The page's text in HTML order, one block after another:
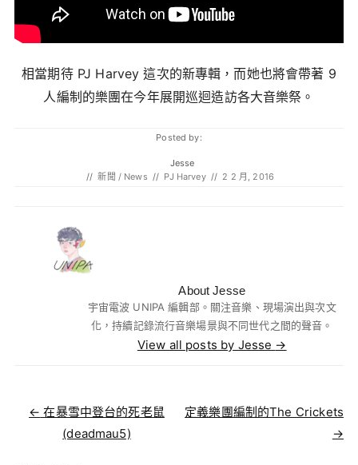
相當期待 PJ Harvey 這次的新專輯，而她也將會帶著 9
人編制的樂團在今年展開巡迴造訪各大音樂祭。
Posted by:
Jesse
// 新聞 / News // PJ Harvey // 2 2 月, 2016
About Jesse
宇宙電波 UNIPA 編輯部。關注音樂、現場演出與次文
化，持續記錄流行音樂場景與不同世代之間的聲音。
View all posts by Jesse →
Post navigation
← 在暴雪中登台的死老鼠
(deadmau5)
定義樂團編制的The Crickets
→